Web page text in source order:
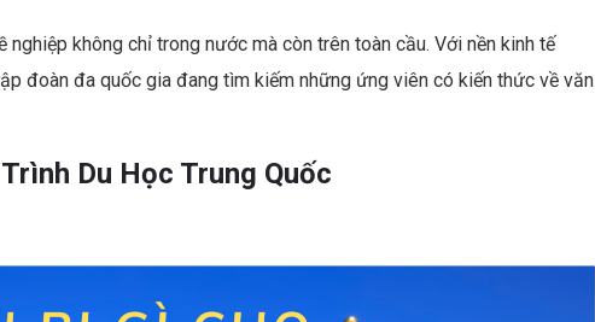
nghiệp không chỉ trong nước mà còn trên toàn cầu. Với nền kinh tế
đoàn đa quốc gia đang tìm kiếm những ứng viên có kiến thức về văn
Du Học Trung Quốc